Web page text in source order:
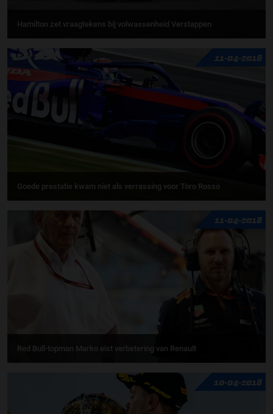
Hamilton zet vraagtekens bij volwassenheid Verstappen
11-04-2018
Goede prestatie kwam niet als verrassing voor Toro Rosso
11-04-2018
Red Bull-topman Marko eist verbetering van Renault
10-04-2018